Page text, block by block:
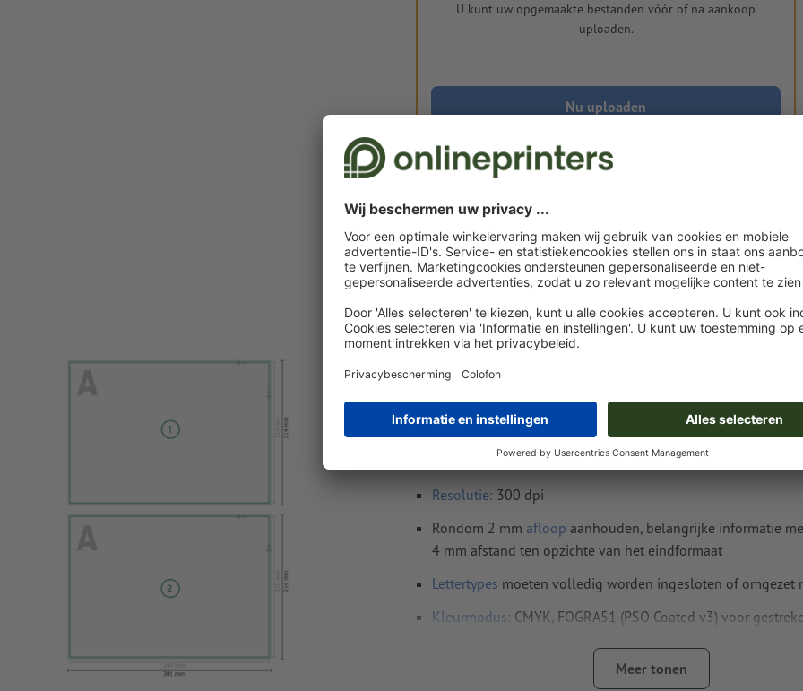
U kunt uw opgemaakte bestanden vóór of na aankoop
uploaden.
Nu uploaden
excl. btw incl.
Levering circa:
wo. 19 aug. - vr. 21 aug.
Gewicht: ca.1,95 kg
Instructies voor drukgegevens Tweezijdig
stickers, A4
Gegevensformaat(incl. 2 mm afloop): 30,1 x 21,4 cm
Eindformaat: 29,7 x 21 cm
Resolutie: 300 dpi
Rondom 2 mm afloop aanhouden, belangrijke informatie
4 mm afstand ten opzichte van het eindformaat
Lettertypes moeten volledig worden ingesloten of omgezet
Kleurmodus: CMYK, FOGRA51 (PSO Coated v3) voor
worden door ons niet gecontroleerd
Meer tonen